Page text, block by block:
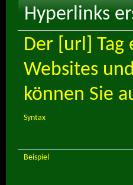
Hyperlinks
Der [url] Tag
Websites
können Sie
Syntax
Beispiel